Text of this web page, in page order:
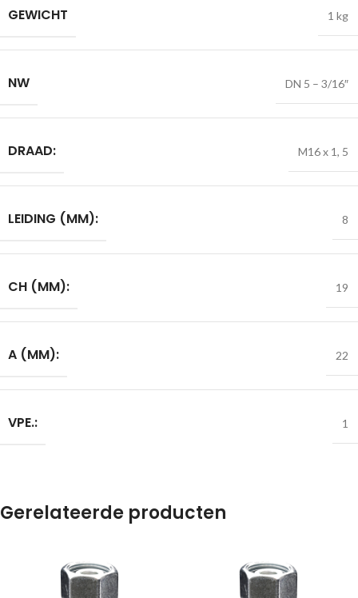
GEWICHT 1 kg
NW DN 5 – 3/16″
DRAAD: M16 x 1, 5
LEIDING (MM): 8
CH (MM): 19
A (MM): 22
VPE.: 1
Gerelateerde producten